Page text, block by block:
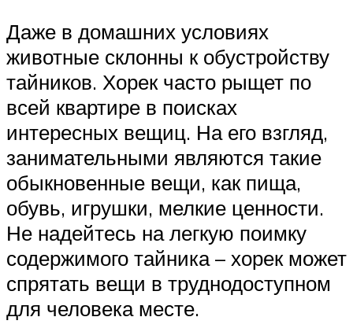
Даже в домашних условиях
животные склонны к обустройству
тайников. Хорек часто рыщет по
всей квартире в поисках
интересных вещиц. На его взгляд,
занимательными являются такие
обыкновенные вещи, как пища,
обувь, игрушки, мелкие ценности.
Не надейтесь на легкую поимку
содержимого тайника – хорек может
спрятать вещи в труднодоступном
для человека месте.